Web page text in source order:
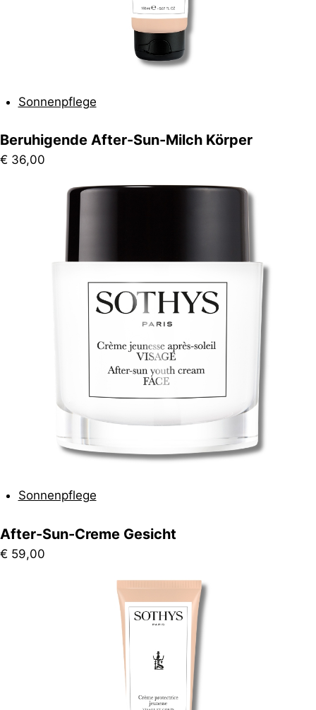
Sonnenpflege
Beruhigende After-Sun-Milch Körper
€ 36,00
Sonnenpflege
After-Sun-Creme Gesicht
€ 59,00